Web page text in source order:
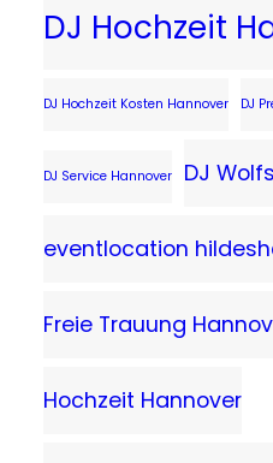
DJ Hochzeit
DJ Hochzeit Kosten Hannover DJ
DJ Service Hannover DJ
eventlocation
Freie Trauung
Hochzeit Hannover